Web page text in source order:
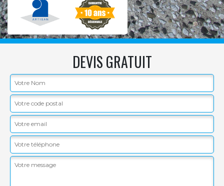
DEVIS GRATUIT